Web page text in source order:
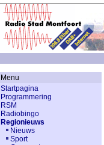
Menu
Startpagina
Programmering
RSM
Radiobingo
Regionieuws
Nieuws
Sport